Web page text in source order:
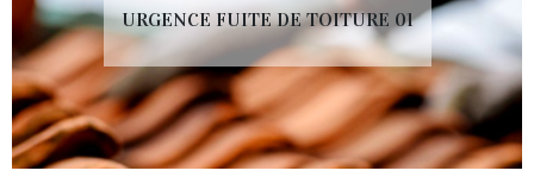
URGENCE FUITE DE TOITURE 01